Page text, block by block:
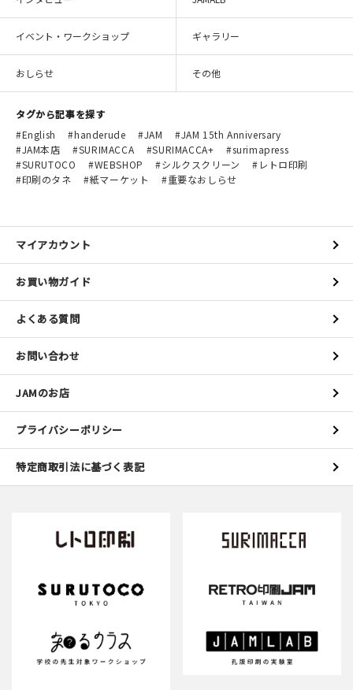
読みもの
イベント・ワークショップ
おしらせ
マイアカウント
カートを見る
お買い物ガイド
よくある質問
お問い合わせ
イベント・ワークショップ ギャラリー
おしらせ その他
タグから記事を探す
English
handerude JAM
JAM 15th Anniversary
JAM本店
SURIMACCA SURIMACCA+
surimapress
SURUTOCO
WEBSHOP シルクスクリーン
レトロ印刷
印刷のタネ
紙マーケット 重要なおしらせ
マイアカウント
お買い物ガイド
よくある質問
お問い合わせ
JAMのお店
プライバシーポリシー
特定商取引法に基づく表記